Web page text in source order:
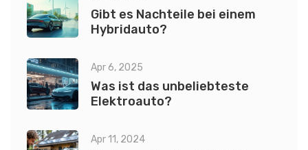
Gibt es Nachteile bei einem
Hybridauto?
Apr 6, 2025
Was ist das unbeliebteste
Elektroauto?
Apr 11, 2024